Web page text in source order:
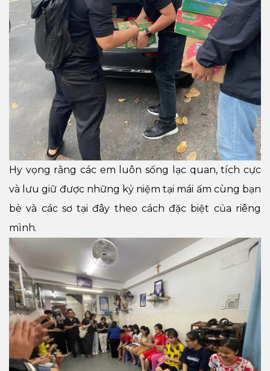
Hy vọng rằng các em luôn sống lạc quan, tích cực
và lưu giữ được những kỷ niệm tại mái ấm cùng bạn
bè và các sơ tại đây theo cách đặc biệt của riêng
mình.